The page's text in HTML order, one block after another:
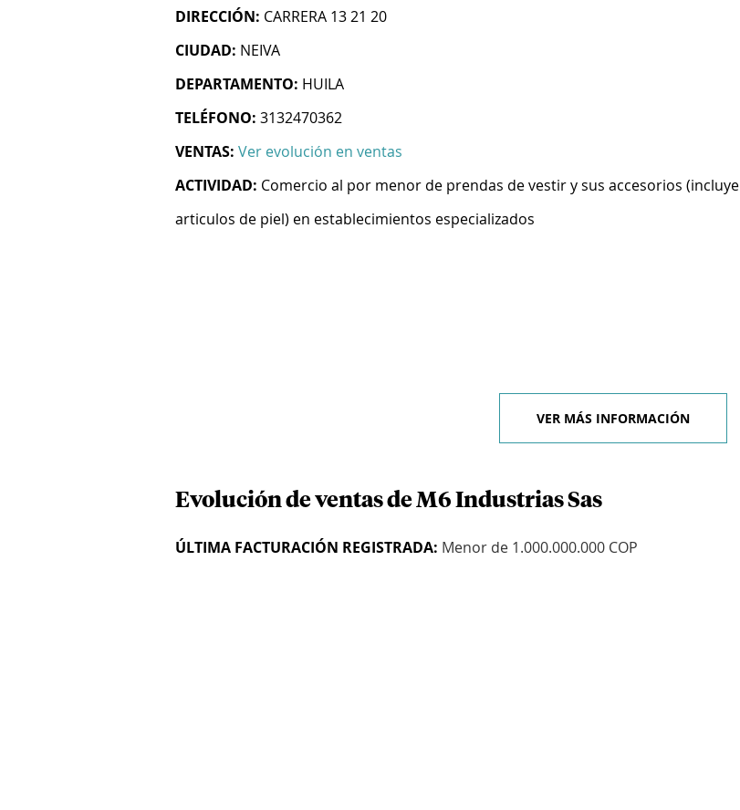
DIRECCIÓN: CARRERA 13 21 20
CIUDAD: NEIVA
DEPARTAMENTO: HUILA
TELÉFONO: 3132470362
VENTAS: Ver evolución en ventas
ACTIVIDAD: Comercio al por menor de prendas de vestir y sus accesorios (incluye
articulos de piel) en establecimientos especializados
VER MÁS INFORMACIÓN
Evolución de ventas de M6 Industrias Sas
ÚLTIMA FACTURACIÓN REGISTRADA: Menor de 1.000.000.000 COP